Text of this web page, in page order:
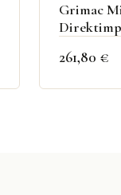
Grimac
261,80 €